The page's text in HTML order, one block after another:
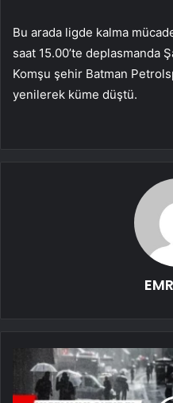
Bu arada ligde kalma
saat 15.00’te deplasmanda
Komşu şehir Batman
yenilerek küme düştü.